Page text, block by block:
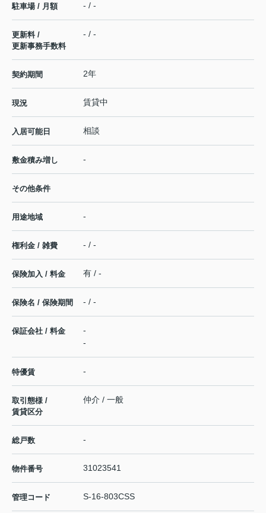
駐車場 / 月額 - / -
更新料 /
更新事務手数料
- / -
契約期間 2年
現況 賃貸中
入居可能日 相談
敷金積み増し -
その他条件
用途地域 -
権利金 / 雑費 - / -
保険加入 / 料金 有 / -
保険名 / 保険期間 - / -
保証会社 / 料金
-
-
特優賃 -
取引態様 /
賃貸区分
仲介 / 一般
総戸数 -
物件番号 31023541
管理コード S-16-803CSS